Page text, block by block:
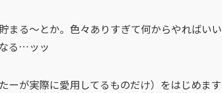
まる～とか。色々ありすぎて何からやればいい
る…ッッ
ーが実際に愛用してるものだけ）をはじめます